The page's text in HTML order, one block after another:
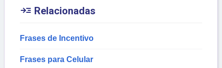
 Relacionadas
Frases de Incentivo
Frases para Celular